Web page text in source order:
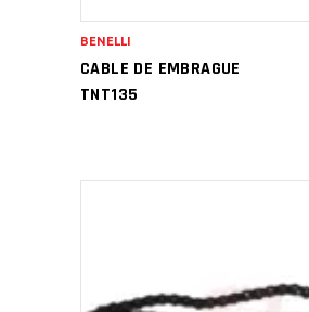
CABLE DE EMBRAGUE
TNT135
BENELLI